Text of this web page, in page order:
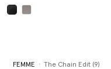
FEMME The Chain Edit (9)